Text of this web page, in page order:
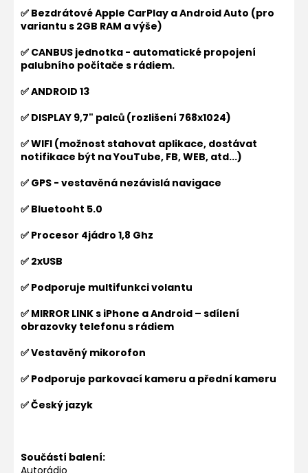
✅ Bezdrátové Apple CarPlay a Android Auto (pro
variantu s 2GB RAM a výše)
✅ CANBUS jednotka - automatické propojení
palubního počítače s rádiem.
✅ ANDROID 13
✅ DISPLAY 9,7" palců (rozlišení 768x1024)
✅ WIFI (možnost stahovat aplikace, dostávat
notifikace být na YouTube, FB, WEB, atd...)
✅ GPS - vestavěná nezávislá navigace
✅ Bluetooht 5.0
✅ Procesor 4jádro 1,8 Ghz
✅ 2xUSB
✅ Podporuje multifunkci volantu
✅ MIRROR LINK s iPhone a Android – sdílení
obrazovky telefonu s rádiem
✅ Vestavěný mikorofon
✅ Podporuje parkovací kameru a přední kameru
✅ Český jazyk
Součástí balení:
Autorádio